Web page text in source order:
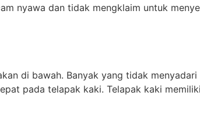
nyawa dan tidak mengklaim untuk
di bawah. Banyak yang tidak menyadari
pada telapak kaki. Telapak kaki